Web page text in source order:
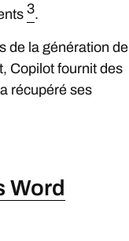
3.
de la génération de
Copilot fournit des
récupéré ses
Word